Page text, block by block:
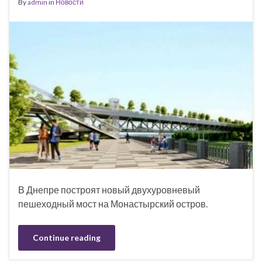
Byadmin in Новости
В Днепре построят новый двухуровневый
пешеходный мост на Монастырский остров.
Continue reading